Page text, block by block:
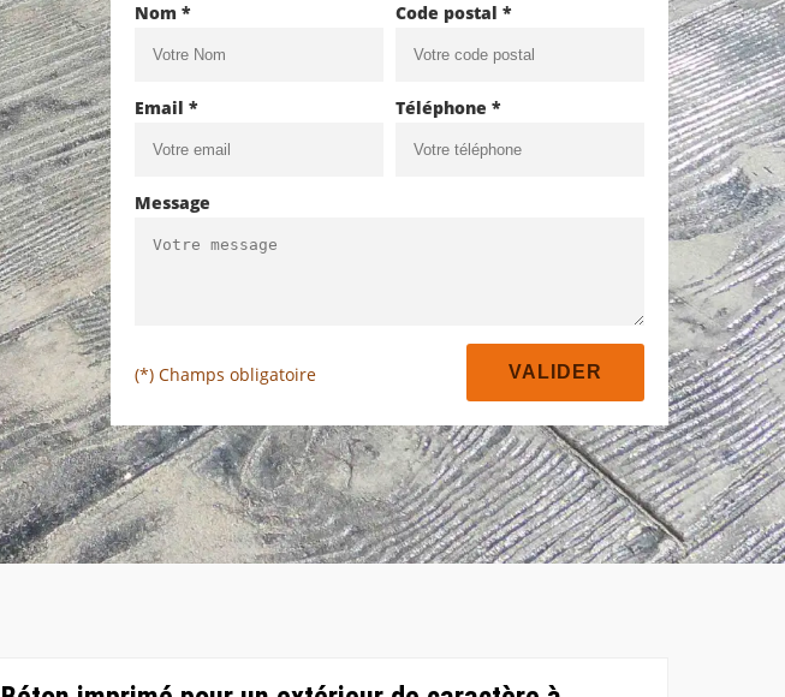
Nom * Code postal *
Email * Téléphone *
Message
(*) Champs obligatoire